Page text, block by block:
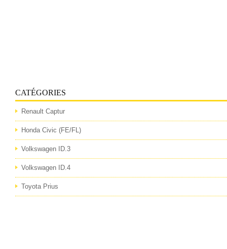
CATÉGORIES
Renault Captur
Honda Civic (FE/FL)
Volkswagen ID.3
Volkswagen ID.4
Toyota Prius